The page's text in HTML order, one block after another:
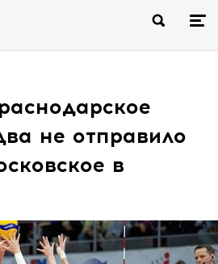
не отправило
в